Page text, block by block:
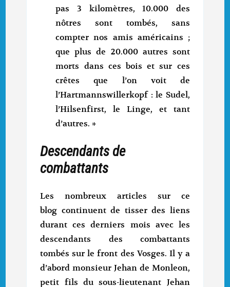
pas 3 kilomètres, 10.000 des
nôtres sont tombés, sans
compter nos amis américains ;
que plus de 20.000 autres sont
morts dans ces bois et sur ces
crêtes que l’on voit de
l’Hartmannswillerkopf : le Sudel,
l’Hilsenfirst, le Linge, et tant
d’autres. »
Descendants de
combattants
Les nombreux articles sur ce
blog continuent de tisser des liens
durant ces derniers mois avec les
descendants des combattants
tombés sur le front des Vosges. Il y a
d’abord monsieur Jehan de Monleon,
petit fils du sous-lieutenant Jehan